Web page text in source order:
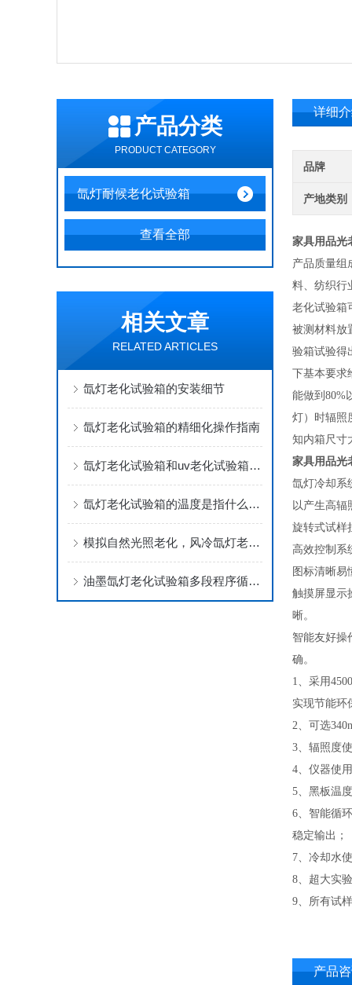
产品分类
PRODUCT CATEGORY
氙灯耐候老化试验箱
查看全部
相关文章
RELATED ARTICLES
氙灯老化试验箱的安装细节
氙灯老化试验箱的精细化操作指南
氙灯老化试验箱和uv老化试验箱区别
氙灯老化试验箱的温度是指什么的?
模拟自然光照老化，风冷氙灯老化试验箱基础科普
油墨氙灯老化试验箱多段程序循环设定说明
详细
品牌
产地类别
家具用品光
产品质量组
料、纺织行
老化试验箱
被测材料放
验箱试验得
下基本要求
能做到80%
灯）时辐照
知内箱尺寸
家具用品光
氙灯冷却系
以产生高辐
旋转式试样
高效控制系
图标清晰易
触摸屏显示
晰。
智能友好操
确。
1、采用
实现节能环
2、可选
3、辐照度
4、仪器使
5、黑板温
6、智能循
稳定输出；
7、冷却水
8、超大实
9、所有试
产品